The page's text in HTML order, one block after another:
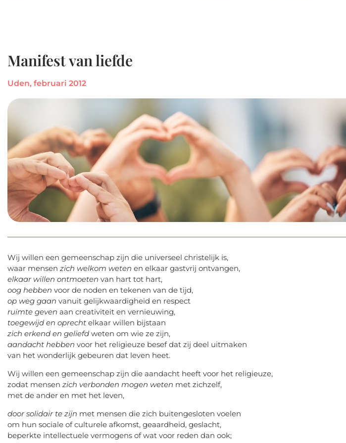
Manifest van liefde
Uden, februari 2012
Wij willen een gemeenschap zijn die universeel christelijk is,
waar mensen zich welkom weten en elkaar gastvrij ontvangen,
elkaar willen ontmoeten van hart tot hart,
oog hebben voor de noden en tekenen van de tijd,
op weg gaan vanuit gelijkwaardigheid en respect
ruimte geven aan creativiteit en vernieuwing,
toegewijd en oprecht elkaar willen bijstaan
zich erkend en geliefd weten om wie ze zijn,
aandacht hebben voor het religieuze besef dat zij deel uitmaken
van het wonderlijk gebeuren dat leven heet.
Wij willen een gemeenschap zijn die aandacht heeft voor het religieuze,
zodat mensen zich verbonden mogen weten met zichzelf,
met de ander en met het leven,
door solidair te zijn met mensen die zich buitengesloten voelen
om hun sociale of culturele afkomst, geaardheid, geslacht,
beperkte intellectuele vermogens of wat voor reden dan ook;